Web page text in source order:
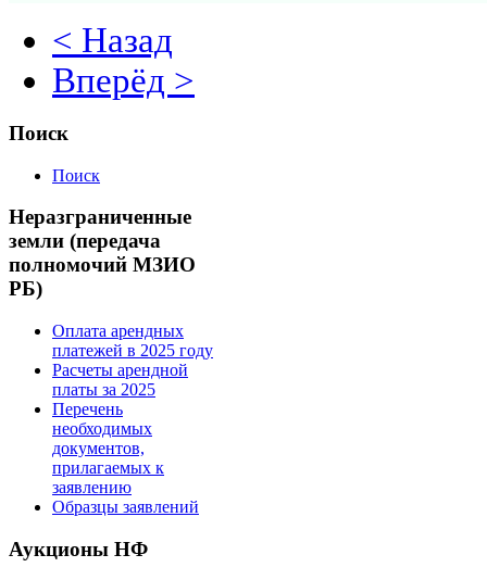
< Назад
Вперёд >
Поиск
Поиск
Неразграниченные
земли (передача
полномочий МЗИО
РБ)
Оплата арендных
платежей в 2025 году
Расчеты арендной
платы за 2025
Перечень
необходимых
документов,
прилагаемых к
заявлению
Образцы заявлений
Аукционы НФ